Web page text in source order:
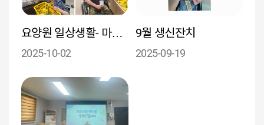
요양원 일상생활- 마트 나들이
2025-10-02
9월 생신잔치
2025-09-19